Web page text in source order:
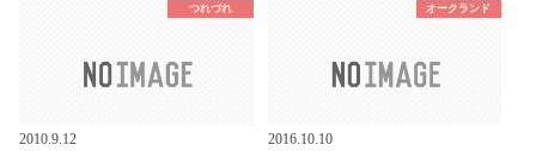
つれづれ
2010.9.12
オークランド
2016.10.10